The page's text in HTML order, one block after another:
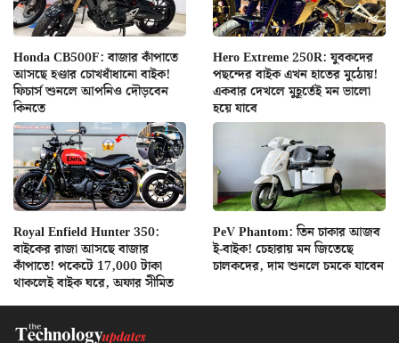
Honda CB500F: বাজার কাঁপাতে
আসছে হণ্ডার চোখধাঁধানো বাইক!
ফিচার্স শুনলে আপনিও দৌড়বেন
কিনতে
Hero Extreme 250R: যুবকদের
পছন্দের বাইক এখন হাতের মুঠোয়!
একবার দেখলে মুহূর্তেই মন ভালো
হয়ে যাবে
Royal Enfield Hunter 350:
বাইকের রাজা আসছে বাজার
কাঁপাতে! পকেটে 17,000 টাকা
থাকলেই বাইক ঘরে, অফার সীমিত
PeV Phantom: তিন চাকার আজব
ই-বাইক! চেহারায় মন জিতেছে
চালকদের, দাম শুনলে চমকে যাবেন